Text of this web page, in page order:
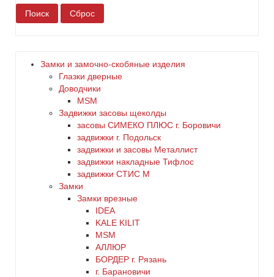
правое
белый
желтый
Замки и замочно-скобяные изделия
Глазки дверные
Доводчики
MSM
Задвижки засовы щеколды
заcовы СИМЕКО ПЛЮС г. Боровичи
задвижки г. Подольск
задвижки и засовы Металлист
задвижки накладные Тифлос
задвижки СТИС М
Замки
Замки врезные
IDEA
KALE KILIT
MSM
АЛЛЮР
БОРДЕР г. Рязань
г. Барановичи